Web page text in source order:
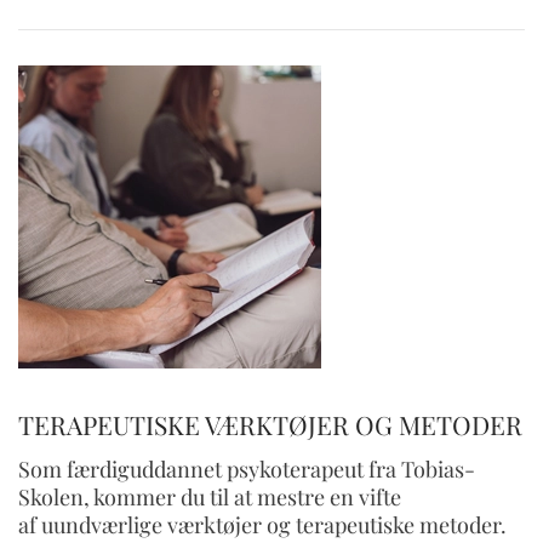
TERAPEUTISKE VÆRKTØJER OG METODER
Som færdiguddannet psykoterapeut fra Tobias-
Skolen, kommer du til at mestre en vifte
af uundværlige værktøjer og terapeutiske metoder.